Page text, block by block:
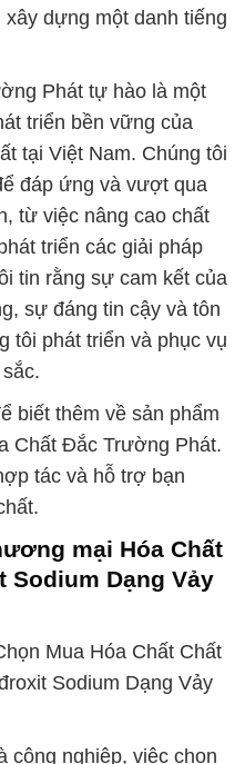
dựng một danh tiếng
Phát tự hào là một
triển bền vững của
tại Việt Nam. Chúng tôi
đáp ứng và vượt qua
từ việc nâng cao chất
triển các giải pháp
tin rằng sự cam kết của
sự đáng tin cậy và tôn
tôi phát triển và phục vụ
biết thêm về sản phẩm
Chất Đắc Trường Phát.
tác và hỗ trợ bạn
mại Hóa Chất
Sodium Dạng Vảy
Mua Hóa Chất Chất
Sodium Dạng Vảy
công nghiệp, việc chọn